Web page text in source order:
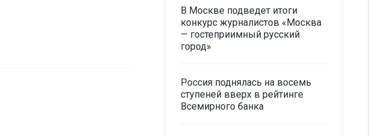
В Москве подведет итоги
конкурс журналистов «Москва
— гостеприимный русский
город»
Россия поднялась на восемь
ступеней вверх в рейтинге
Всемирного банка